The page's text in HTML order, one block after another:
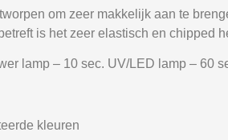
om zeer makkelijk aan te
is het zeer elastisch en chipped
lamp – 10 sec. UV/LED lamp – 60
kleuren